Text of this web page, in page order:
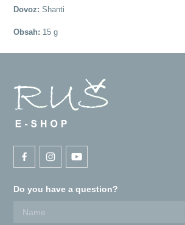
Dovoz: Shanti
Obsah: 15 g
Do you have a question?